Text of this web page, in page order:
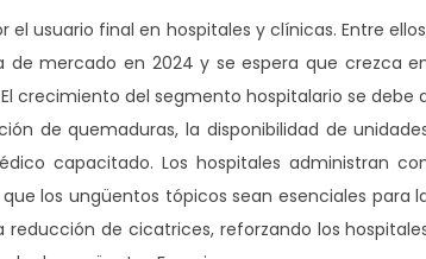
usuario final en hospitales y clínicas. Entre
mercado en 2024 y se espera que crezca
crecimiento del segmento hospitalario se debe
de quemaduras, la disponibilidad de
capacitado. Los hospitales administran
los ungüentos tópicos sean esenciales para
de cicatrices, reforzando los